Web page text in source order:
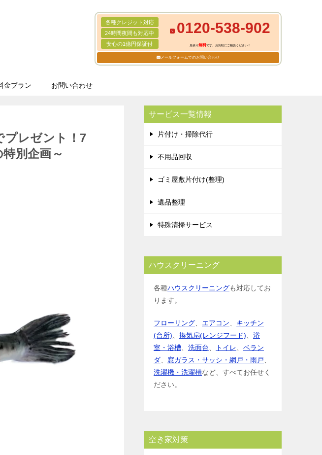
各種クレジット対応
24時間夜間も対応中
安心の1億円保証付
0120-538-902
見積り無料です。お気軽にご相談ください！
メールフォームでのお問い合わせ
金プラン お問い合わせ
プレゼント！7
別企画～
サービス一覧情報
片付け・掃除代行
不用品回収
ゴミ屋敷片付け(整理)
遺品整理
特殊清掃サービス
ハウスクリーニング
各種ハウスクリーニングも対応してお
ります。
フローリング エアコン
キッチン
(台所)
換気扇(レンジフード)
浴
室・浴槽
洗面台 トイレ
ベラン
ダ
窓ガラス・サッシ・網戸・雨戸
洗濯機・洗濯槽など、すべてお任せく
ださい。
空き家対策